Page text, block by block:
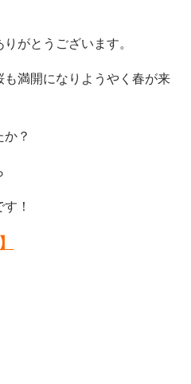
がとうございます。
満開になりようやく春が来
？
！